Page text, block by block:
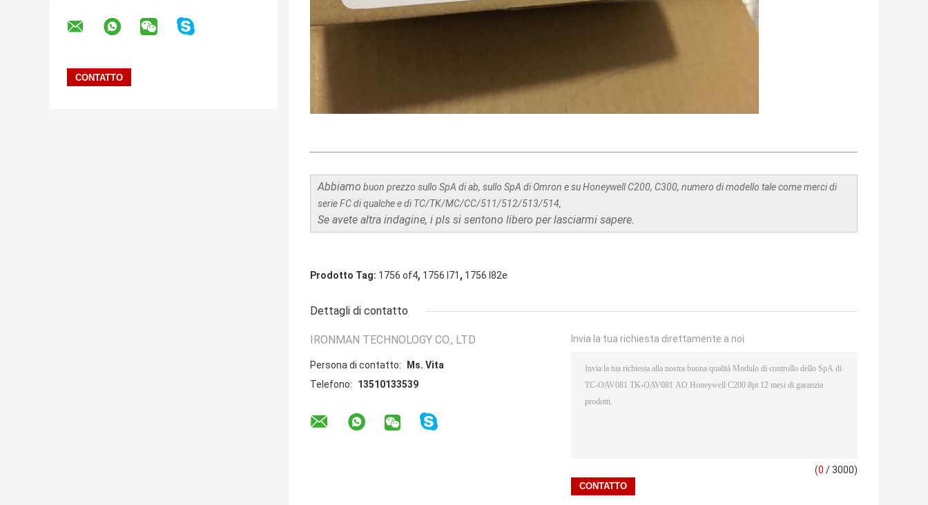
Abbiamo buon prezzo sullo SpA di ab, sullo SpA di Omron e su Honeywell C200, C300, numero di modello tale come merci di
serie FC di qualche e di TC/TK/MC/CC/511/512/513/514,
Se avete altra indagine, i pls si sentono libero per lasciarmi sapere.
Prodotto Tag: 1756 of4, 1756 l71 , 1756 l82e
Dettagli di contatto
IRONMAN TECHNOLOGY CO., LTD
Persona di contatto:
Ms. Vita
Telefono:
13510133539
Invia la tua richiesta direttamente a noi
(0 / 3000)